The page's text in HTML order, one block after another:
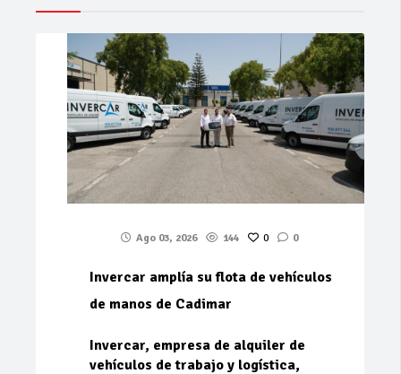
Ago 03, 2026 144 0 0
Invercar amplía su flota de vehículos
de manos de Cadimar
Invercar, empresa de alquiler de
vehículos de trabajo y logística,